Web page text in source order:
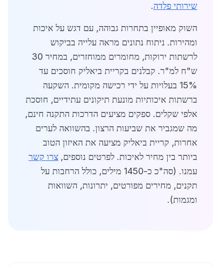
שירותי פלדה.
השוק מאופיין בתחרות גבוהה, עם דגש על איכות
ומהירות. ניתוח נתונים מראה עלייה בביקוש
לרשתות ירוקות, מחומרים ממוחזרים, במחיר 30
ש"ח למ"ר. קבלנים בקריית ביאליק חוסכים עד
15% בעלויות על ידי רכישה מקומית. השקעה
ברשתות איכותיות מונעת תיקונים עתידיים, חוסכת
אלפי שקלים. ספקים מציעים הדרכות התקנה חינם,
מה שמגביר את שביעות הרצון. בהשוואה לערים
אחרות, קריית ביאליק מציעה את האיזון הטוב
ביותר בין מחיר לאיכות. לפרטים נוספים, צרו קשר
עמנו. (סה"כ כ-1450 מילים, כולל הרחבות על
תקנים, מחירים מפורטים, יתרונות, השוואות
ומגמות).